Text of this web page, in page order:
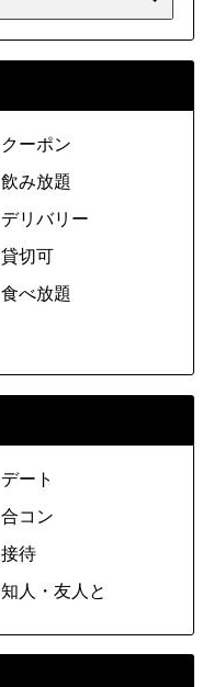
クーポン
飲み放題
デリバリー
貸切可
食べ放題
デート
合コン
接待
知人・友人と